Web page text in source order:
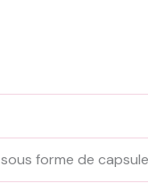
forme de capsule